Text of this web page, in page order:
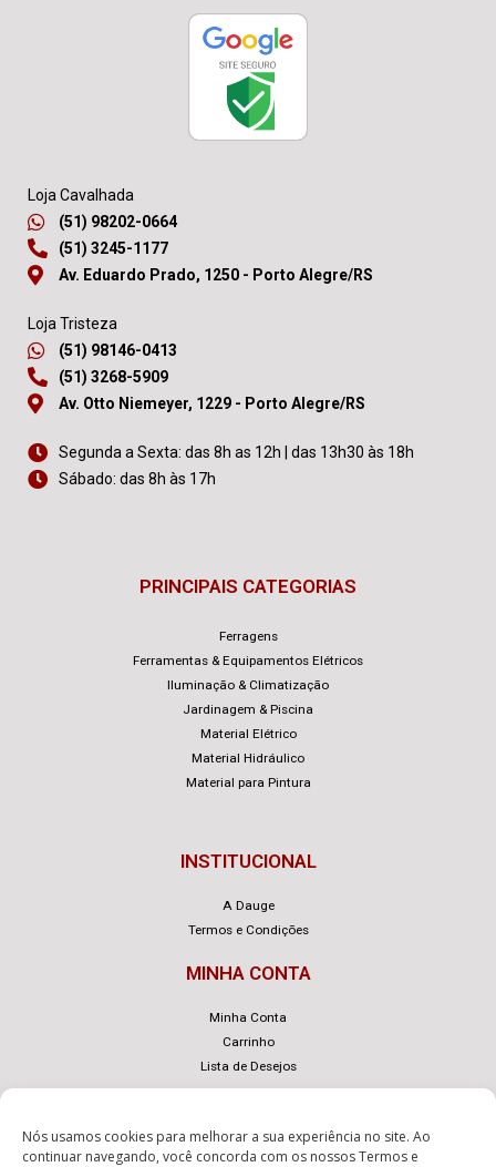
Nós usamos cookies para melhorar a sua experiência no site. Ao
continuar navegando, você concorda com os nossosTermos e
Loja Cavalhada
(51) 98202-0664
(51) 3245-1177
Av. Eduardo Prado, 1250 - Porto Alegre/RS
Loja Tristeza
(51) 98146-0413
(51) 3268-5909
Av. Otto Niemeyer, 1229 - Porto Alegre/RS
Segunda a Sexta: das 8h as 12h | das 13h30 às 18h
Sábado: das 8h às 17h
PRINCIPAIS CATEGORIAS
Ferragens
Ferramentas & Equipamentos Elétricos
Iluminação & Climatização
Jardinagem & Piscina
Material Elétrico
Material Hidráulico
Material para Pintura
INSTITUCIONAL
A Dauge
Termos e Condições
MINHA CONTA
Minha Conta
Carrinho
Lista de Desejos